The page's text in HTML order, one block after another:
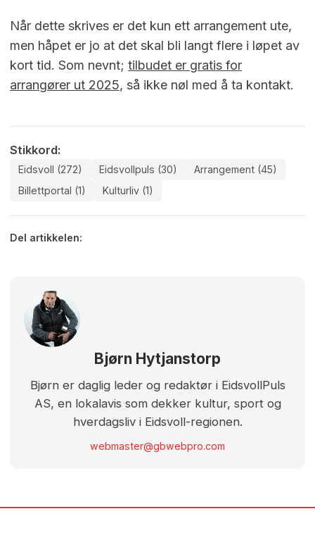
Når dette skrives er det kun ett arrangement ute,
men håpet er jo at det skal bli langt flere i løpet av
kort tid. Som nevnt; tilbudet er gratis for
arrangører ut 2025, så ikke nøl med å ta kontakt.
Stikkord:
Eidsvoll (272) Eidsvollpuls (30)
Arrangement (45)
Billettportal (1)
Kulturliv (1)
Del artikkelen:
Bjørn Hytjanstorp
Bjørn er daglig leder og redaktør i EidsvollPuls
AS, en lokalavis som dekker kultur, sport og
hverdagsliv i Eidsvoll-regionen.
webmaster@gbwebpro.com